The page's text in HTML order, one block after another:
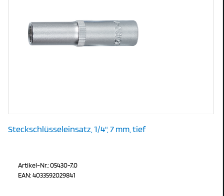
Steckschlüsseleinsatz, 1/4", 7 mm, tief
Artikel-Nr.: 05430-7,0
EAN: 4033592029841